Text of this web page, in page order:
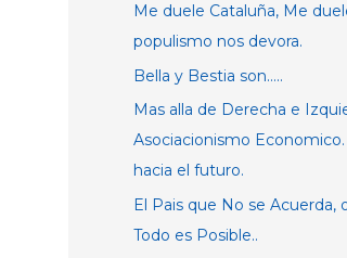
r
:
Me duele Cataluña, Me
populismo nos devora.
Bella y Bestia son…..
Mas alla de Derecha e
Asociacionismo
hacia el futuro.
El Pais que No se Acuerda,
Todo es Posible..